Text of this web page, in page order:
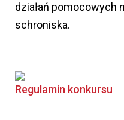
działań pomocowych
schroniska.
Regulamin konkursu